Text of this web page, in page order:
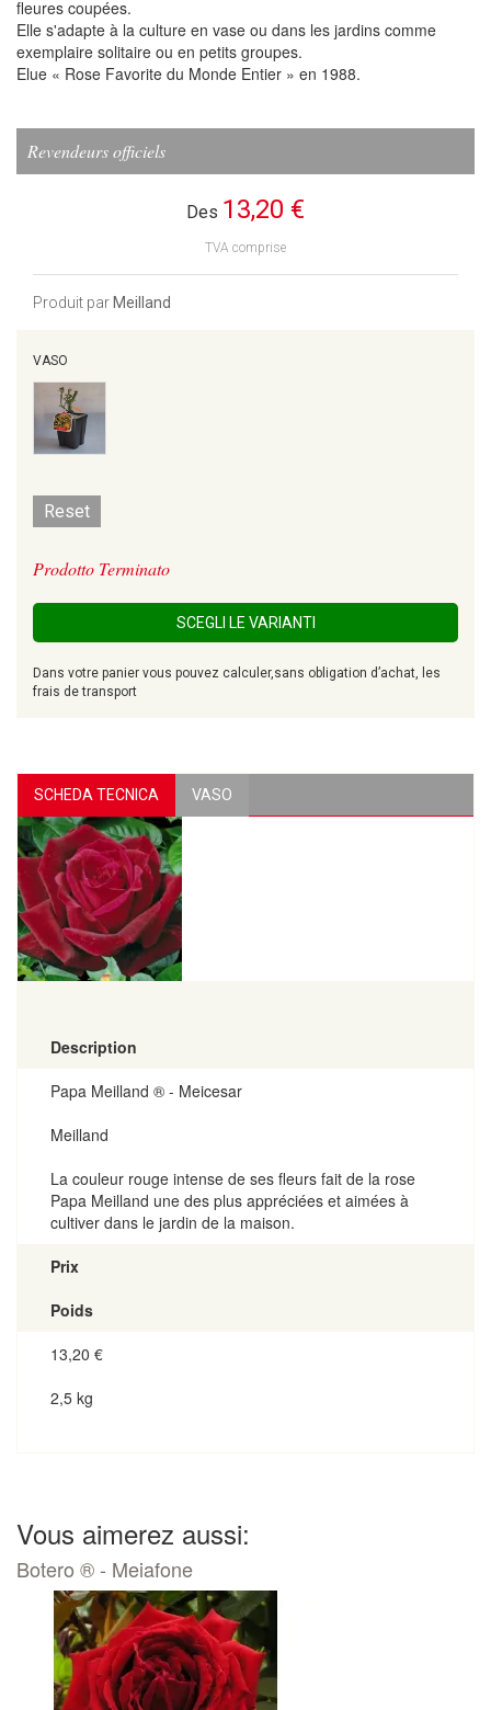
fleures coupées.
Elle s'adapte à la culture en vase ou dans les jardins comme
exemplaire solitaire ou en petits groupes.
Elue « Rose Favorite du Monde Entier » en 1988.
Revendeurs officiels
Des 13,20 €
TVA comprise
Produit par Meilland
VASO
Reset
Prodotto Terminato
SCEGLI LE VARIANTI
Dans votre panier vous pouvez calculer,sans obligation d’achat, les
frais de transport
SCHEDA TECNICA VASO
Description
Papa Meilland ® - Meicesar
Meilland
La couleur rouge intense de ses fleurs fait de la rose
Papa Meilland une des plus appréciées et aimées à
cultiver dans le jardin de la maison.
Prix
Poids
13,20 €
2,5 kg
Vous aimerez aussi:
Botero ® - Meiafone